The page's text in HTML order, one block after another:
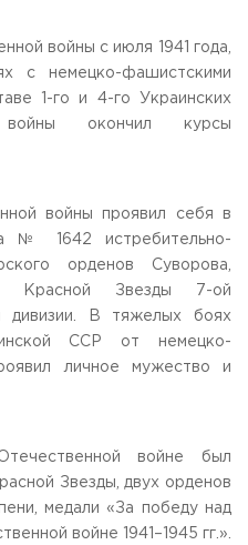
войны с июля 1941 года,
с немецко-фашистскими
1-го и 4-го Украинских
окончил курсы
войны проявил себя в
№ 1642 истребительно-
орденов Суворова,
Красной Звезды 7-ой
дивизии. В тяжелых боях
ССР от немецко-
личное мужество и
войне был
Звезды, двух орденов
медали «За победу над
войне 1941–1945 гг.».